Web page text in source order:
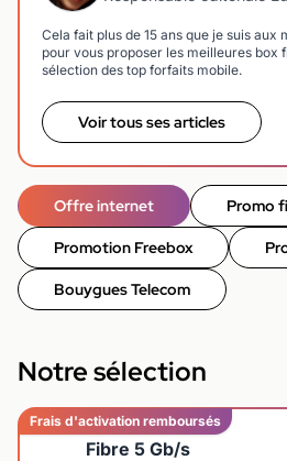
Cela fait plus de 15 ans que je suis aux
pour vous proposer les meilleures box
sélection des top forfaits mobile.
Voir tous ses articles
Offre internet Promo
Promotion Freebox
Bouygues Telecom
Notre sélection
Frais d'activation remboursés
Fibre 5 Gb/s